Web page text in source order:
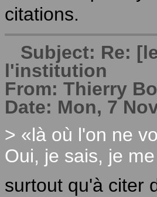
citations.
Subject: Re:
l'institution
From: Thierry
Date: Mon, 7
> «là où l'on ne
Oui, je sais, je
surtout qu'à citer